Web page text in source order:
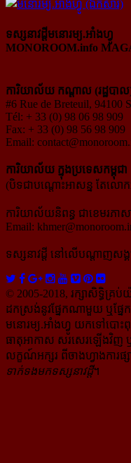
ទស្សនាវដ្ដីមនោរម្យ.អាំងហ្វូ
MONOROOM.info
ការិយាល័យ កណ្ដាល (រដ្ឋបា
#6 Rue de Breteuil, 94100
Tél: + 33 (0) 98 06 98 909
Fax: + 33 (0) 98 56 98 909
Email:
ការិយាល័យ ក្នុង​ប្រទេស​កម្ពុជា
(បិទជាបណ្ដោះអាសន្ន តែលោ
ការិយាល័យនិពន្ធ ជាខេមរភាស
Email:
ទស្សនាវដ្ដី​ នៅលើបណ្ដាញសង្
© 2005-2018, រក្សាសិទ្ធិគ្រ
ដក​ស្រង់​នូវ​ផ្នែក​ណា​មួយ​ ឬ​ផ្នែ
មនោរម្យ.អាំងហ្វូ យក​ទៅ​​បោះពុ
ធាតុអាកាស សរសេរ​ឡើង​វិញ
លក្ខណ៍​អក្សរ​ ពី​ចាងហ្វាង​ការ​ផ្
ទាក់​ទង​មក​ទស្សនាវដ្ដី។